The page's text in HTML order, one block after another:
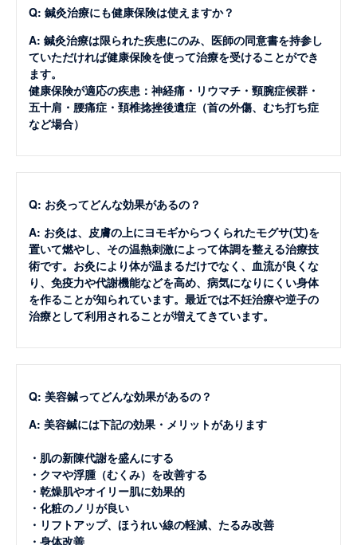
Q: 鍼灸治療にも健康保険は使えますか？
A: 鍼灸治療は限られた疾患にのみ、医師の同意書を持参し
ていただければ健康保険を使って治療を受けることができ
ます。
健康保険が適応の疾患：神経痛・リウマチ・頸腕症候群・
五十肩・腰痛症・頚椎捻挫後遺症（首の外傷、むち打ち症
など場合）
Q: お灸ってどんな効果があるの？
A: お灸は、皮膚の上にヨモギからつくられたモグサ(艾)を
置いて燃やし、その温熱刺激によって体調を整える治療技
術です。お灸により体が温まるだけでなく、血流が良くな
り、免疫力や代謝機能などを高め、病気になりにくい身体
を作ることが知られています。最近では不妊治療や逆子の
治療として利用されることが増えてきています。
Q: 美容鍼ってどんな効果があるの？
A: 美容鍼には下記の効果・メリットがあります
・肌の新陳代謝を盛んにする
・クマや浮腫（むくみ）を改善する
・乾燥肌やオイリー肌に効果的
・化粧のノリが良い
・リフトアップ、ほうれい線の軽減、たるみ改善
・身体改善